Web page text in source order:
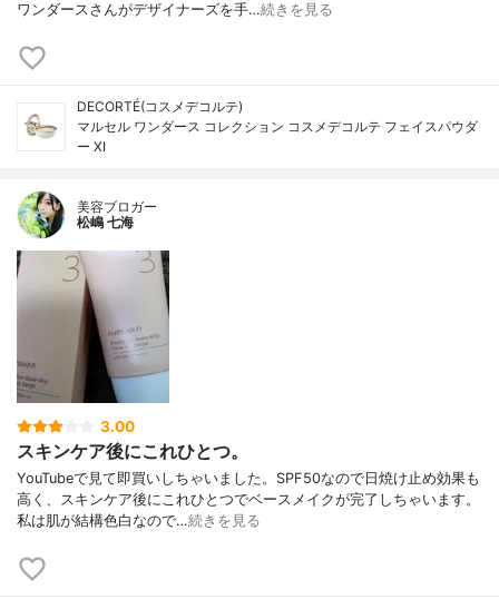
ワンダースさんがデザイナーズを手…続きを見る
DECORTÉ(コスメデコルテ)
マルセル ワンダース コレクション コスメデコルテ フェイスパウダ
ー XI
美容ブロガー
松嶋 七海
3.00
スキンケア後にこれひとつ。
YouTubeで見て即買いしちゃいました。SPF50なので日焼け止め効果も
高く、スキンケア後にこれひとつでベースメイクが完了しちゃいます。
私は肌が結構色白なので…続きを見る